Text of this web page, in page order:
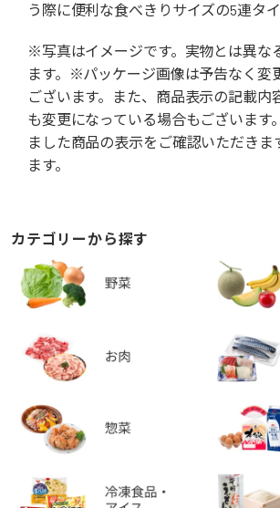
う際に便利な食べきりサイズの5連タイ
※写真はイメージです。実物とは異な
ます。※パッケージ画像は予告なく変
ございます。また、商品表示の記載内
も変更になっている場合もございます
ました商品の表示をご確認いただきま
ます。
カテゴリーから探す